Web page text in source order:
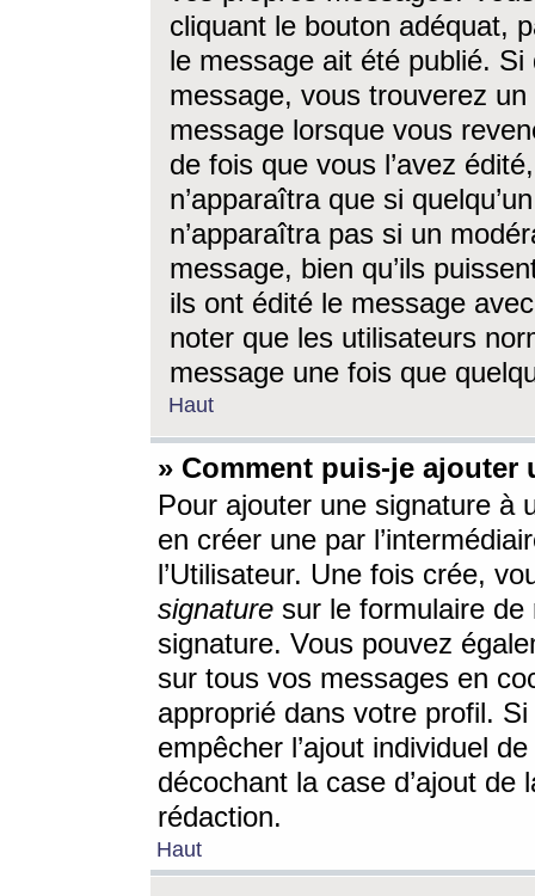
cliquant le bouton adéquat,
le message ait été publié. Si
message, vous trouverez
message lorsque vous
de fois que vous l’avez
n’apparaîtra que si
n’apparaîtra pas si un
message, bien qu’ils
ils ont édité le message
noter que les utilisateurs
message une fois que
Haut
» Comment puis-je ajouter
Pour ajouter une signature à
en créer une par
l’Utilisateur. Une fois crée,
signature sur le formulaire de
signature. Vous pouvez
sur tous vos messages en
approprié dans votre profil.
empêcher l’ajout individuel
décochant la case d’ajout
rédaction.
Haut